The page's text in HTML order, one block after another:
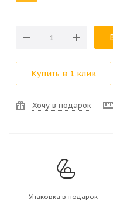
Купить в 1 клик
Хочу в подарок
Упаковка в подарок